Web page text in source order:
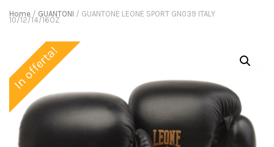
Home / GUANTONI / GUANTONE LEONE SPORT GN039 ITALY
10/12/14/16OZ
In offerta!